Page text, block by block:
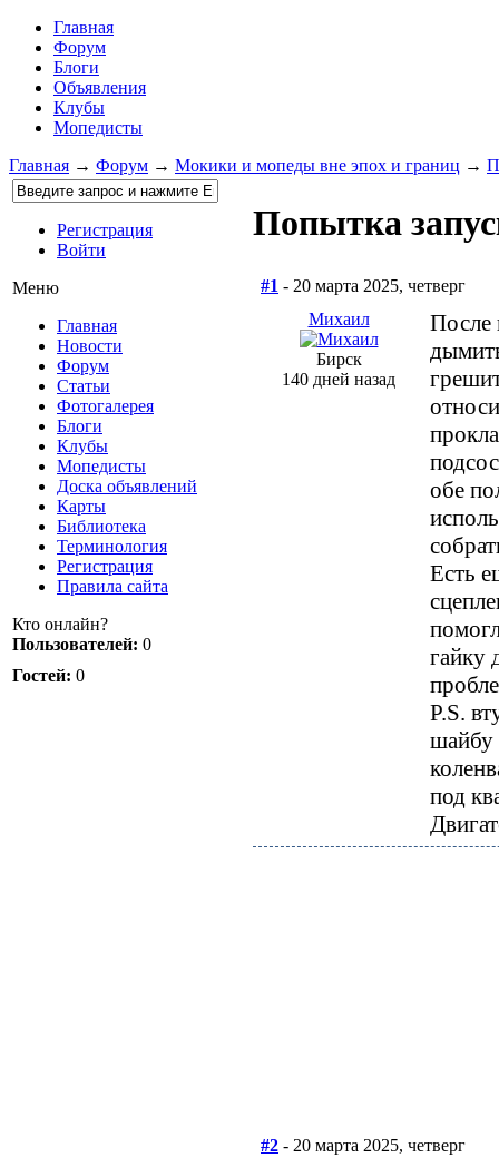
Главная
Форум
Блоги
Объявления
Клубы
Мопедисты
Главная → Форум → Мокики и мопеды вне эпох и границ →
Регистрация
Войти
Меню
Главная
Новости
Форум
Статьи
Фотогалерея
Блоги
Клубы
Мопедисты
Доска объявлений
Карты
Библиотека
Терминология
Регистрация
Правила сайта
Кто онлайн?
Пользователей: 0
Гостей: 0
Попытка
#1 - 20 марта 2025, четверг
Михаил
Бирск
140 дней назад
После
обе
Есть
гайку
P.S.
шайбу
под
#2 - 20 марта 2025, четверг